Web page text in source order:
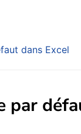
dans Excel
par